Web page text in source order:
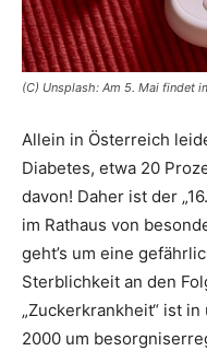
(C) Unsplash: Am 5. Mai findet
Allein in Österreich
Diabetes, etwa 20
davon! Daher ist der
im Rathaus von
geht’s um eine
Sterblichkeit an den
„Zuckerkrankheit“ ist
2000 um